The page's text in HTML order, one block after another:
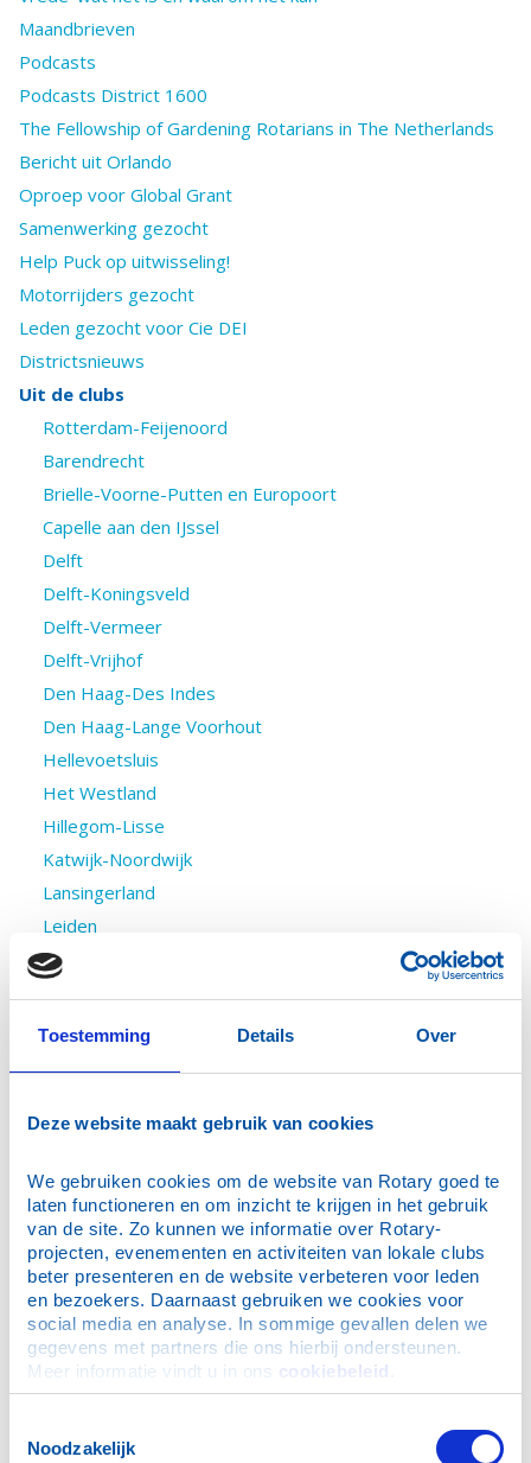
Toestemming Details Over
Deze website maakt gebruik van cookies
We gebruiken cookies om de website van Rotary goed te
laten functioneren en om inzicht te krijgen in het gebruik
van de site. Zo kunnen we informatie over Rotary-
projecten, evenementen en activiteiten van lokale clubs
beter presenteren en de website verbeteren voor leden
en bezoekers. Daarnaast gebruiken we cookies voor
social media en analyse. In sommige gevallen delen we
gegevens met partners die ons hierbij ondersteunen.
Meer informatie vindt u in ons cookiebeleid
Noodzakelijk
Maandbrieven
Podcasts
Podcasts District 1600
The Fellowship of Gardening Rotarians in The Netherlands
Bericht uit Orlando
Oproep voor Global Grant
Samenwerking gezocht
Help Puck op uitwisseling!
Motorrijders gezocht
Leden gezocht voor Cie DEI
Districtsnieuws
Uit de clubs
Rotterdam-Feijenoord
Barendrecht
Brielle-Voorne-Putten en Europoort
Capelle aan den IJssel
Delft
Delft-Koningsveld
Delft-Vermeer
Delft-Vrijhof
Den Haag-Des Indes
Den Haag-Lange Voorhout
Hellevoetsluis
Het Westland
Hillegom-Lisse
Katwijk-Noordwijk
Lansingerland
Leiden
Leiden AM
Lisse-Bollenstreek
Noordwijk, Duin- en Bollenstreek
Oegstgeest e.o.
Pijnacker-Nootdorp
Rhoon-Barendrecht
Rijswijk-Ypenburg
Rijswijk (Z.H.)
Roelofarendsveen-Alkemade
Rotterdam
Rotterdam-Bernisse